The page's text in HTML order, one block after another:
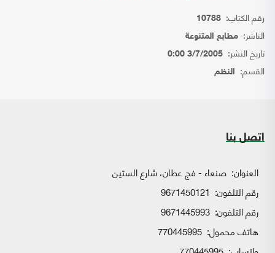
رقم الكتاب: 10788
الناشر: مطابع المتنوعة
تاريخ النشر: 3/7/2005 0:00
القسم: النظم
اتصل بنا
العنوان: صنعاء - فج عطان، شارع الستين
رقم التلفون: 9671450121
رقم التلفون: 9671445993
هاتف محمول: 770445995